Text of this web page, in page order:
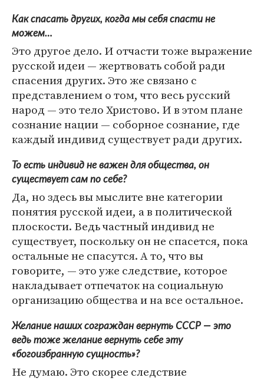
Как спасать других, когда мы себя спасти не
можем…
Это другое дело. И отчасти тоже выражение
русской идеи — жертвовать собой ради
спасения других. Это же связано с
представлением о том, что весь русский
народ — это тело Христово. И в этом плане
сознание нации — соборное сознание, где
каждый индивид существует ради других.
То есть индивид не важен для общества, он
существует сам по себе?
Да, но здесь вы мыслите вне категории
понятия русской идеи, а в политической
плоскости. Ведь частный индивид не
существует, поскольку он не спасется, пока
остальные не спасутся. А то, что вы
говорите, — это уже следствие, которое
накладывает отпечаток на социальную
организацию общества и на все остальное.
Желание наших сограждан вернуть СССР — это
ведь тоже желание вернуть себе эту
«богоизбранную сущность»?
Не думаю. Это скорее следствие